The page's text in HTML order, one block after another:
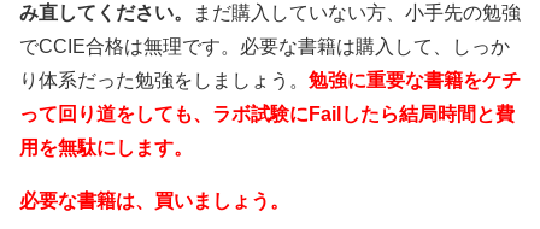
み直してください。
まだ購入していない方、小手先の勉強
でCCIE合格は無理です。必要な書籍は購入して、しっか
り体系だった勉強をしましょう。 勉強に重要な書籍をケチ
って回り道をしても、ラボ試験にFailしたら結局時間と費
用を無駄にします。
必要な書籍は、買いましょう。